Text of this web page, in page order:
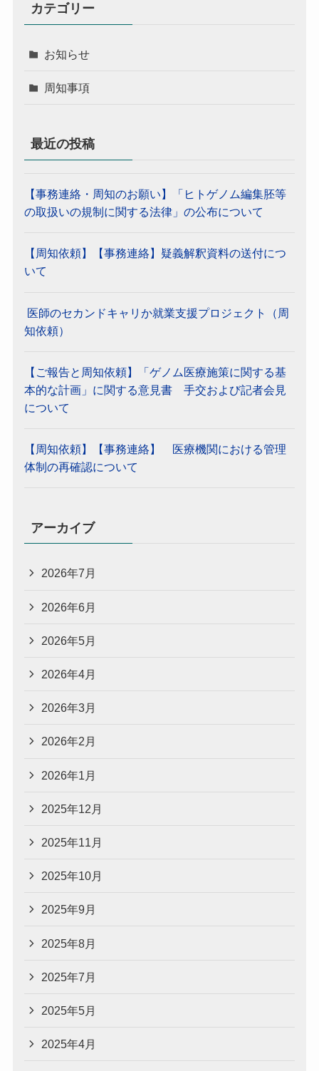
カテゴリー
お知らせ
周知事項
最近の投稿
【事務連絡・周知のお願い】「ヒトゲノム編集胚等
の取扱いの規制に関する法律」の公布について
【周知依頼】【事務連絡】疑義解釈資料の送付につ
いて
医師のセカンドキャリか就業支援プロジェクト（周
知依頼）
【ご報告と周知依頼】「ゲノム医療施策に関する基
本的な計画」に関する意見書 手交および記者会見
について
【周知依頼】【事務連絡】 医療機関における管理
体制の再確認について
アーカイブ
2026年7月
2026年6月
2026年5月
2026年4月
2026年3月
2026年2月
2026年1月
2025年12月
2025年11月
2025年10月
2025年9月
2025年8月
2025年7月
2025年5月
2025年4月